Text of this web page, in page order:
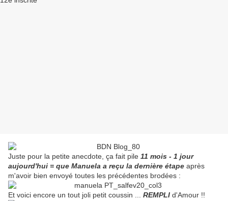
Juste pour la petite anecdote, ça fait pile 11 mois - 1 jour
aujourd'hui = que Manuela a reçu la dernière étape après
m'avoir bien envoyé toutes les précédentes brodées :
Et voici encore un tout joli petit coussin ... REMPLI d'Amour !!